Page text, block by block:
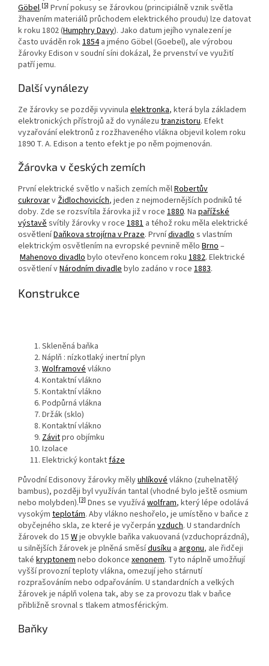
Göbel.[5] První pokusy se žárovkou (principiálně vznik světla
žhavením materiálů průchodem elektrického proudu) lze datovat
k roku 1802 (Humphry Davy). Jako datum jejího vynalezení je
často uváděn rok1854 a jméno Göbel (Goebel), ale výrobou
žárovky Edison v soudní síni dokázal, že prvenství ve využití
patří jemu.
Další vynálezy
Ze žárovky se později vyvinula elektronka, která byla základem
elektronických přístrojů až do vynálezu tranzistoru. Efekt
vyzařování elektronů z rozžhaveného vlákna objevil kolem roku
1890 T. A. Edison a tento efekt je po něm pojmenován.
Žárovka v českých zemích
První elektrické světlo v našich zemích mělRobertův
cukrovarvŽidlochovicích, jeden z nejmodernějších podniků té
doby. Zde se rozsvítila žárovka již v roce 1880. Na pařížské
výstavěsvítily žárovky v roce 1881 a téhož roku měla elektrické
osvětleníDaňkova strojírna v Praze. Prvnídivadlos vlastním
elektrickým osvětlením na evropské pevnině mělo Brno–
Mahenovo divadlobylo otevřeno koncem roku 1882. Elektrické
osvětlení vNárodním divadlebylo zadáno v roce 1883.
Konstrukce
Skleněná baňka
Náplň : nízkotlaký inertní plyn
Wolframové vlákno
Kontaktní vlákno
Kontaktní vlákno
Podpůrná vlákna
Držák (sklo)
Kontaktní vlákno
Závitpro objímku
Izolace
Elektrický kontaktfáze
Původní Edisonovy žárovky mělyuhlíkové vlákno (zuhelnatělý
bambus), později byl využíván tantal (vhodné bylo ještě osmium
nebo molybden).[3] Dnes se využívá wolfram, který lépe odolává
vysokým teplotám. Aby vlákno neshořelo, je umístěno v baňce z
obyčejného skla, ze které je vyčerpán vzduch. U standardních
žárovek do 15 Wje obvykle baňka vakuovaná (vzduchoprázdná),
u silnějších žárovek je plněná směsídusíku a argonu, ale řidčeji
také kryptonem nebo dokonce xenonem. Tyto náplně umožňují
vyšší provozní teploty vlákna, omezují jeho stárnutí
rozprašováním nebo odpařováním. U standardních a velkých
žárovek je náplň volena tak, aby se za provozu tlak v baňce
přibližně srovnal s tlakem atmosférickým.
Baňky